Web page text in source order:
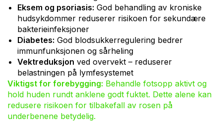
Eksem og psoriasis: God behandling av kroniske
hudsykdommer reduserer risikoen for sekundære
bakterieinfeksjoner
Diabetes: God blodsukkerregulering bedrer
immunfunksjonen og sårheling
Vektreduksjon ved overvekt – reduserer
belastningen på lymfesystemet
Viktigst for forebygging: Behandle fotsopp aktivt og
hold huden rundt anklene godt fuktet. Dette alene kan
redusere risikoen for tilbakefall av rosen på
underbenene betydelig.